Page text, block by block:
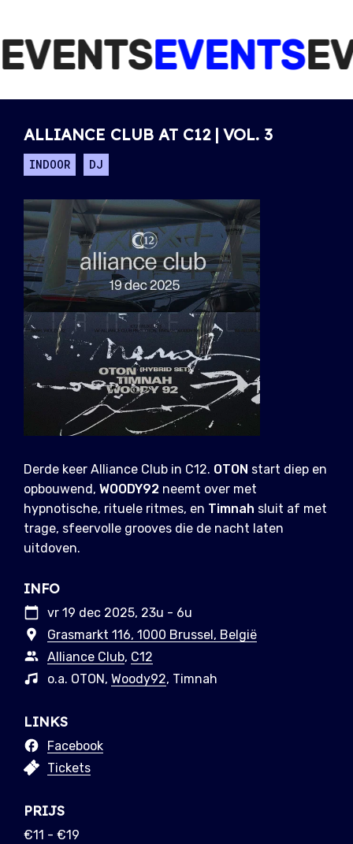
EVENTS
ALLIANCE CLUB AT C12 | VOL. 3
INDOOR DJ
Derde keer Alliance Club in C12. OTON start diep en
opbouwend, WOODY92 neemt over met
hypnotische, rituele ritmes, en Timnah sluit af met
trage, sfeervolle grooves die de nacht laten
uitdoven.
INFO
vr 19 dec 2025, 23u - 6u
Grasmarkt 116, 1000 Brussel, België
Alliance Club, C12
o.a. OTON, Woody92, Timnah
LINKS
Facebook
Tickets
PRIJS
€11 - €19